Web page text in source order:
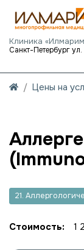
Клиника
Цены на
21.
Стоимость: 1